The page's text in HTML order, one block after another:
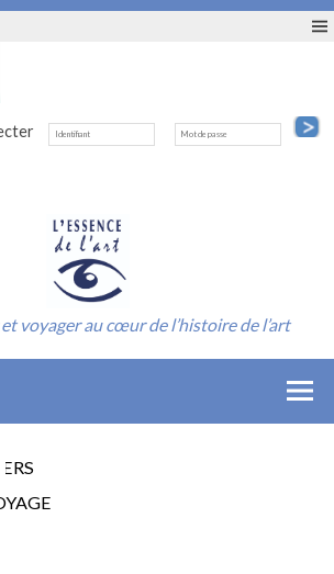
voyager au cœur de l’histoire de l’art